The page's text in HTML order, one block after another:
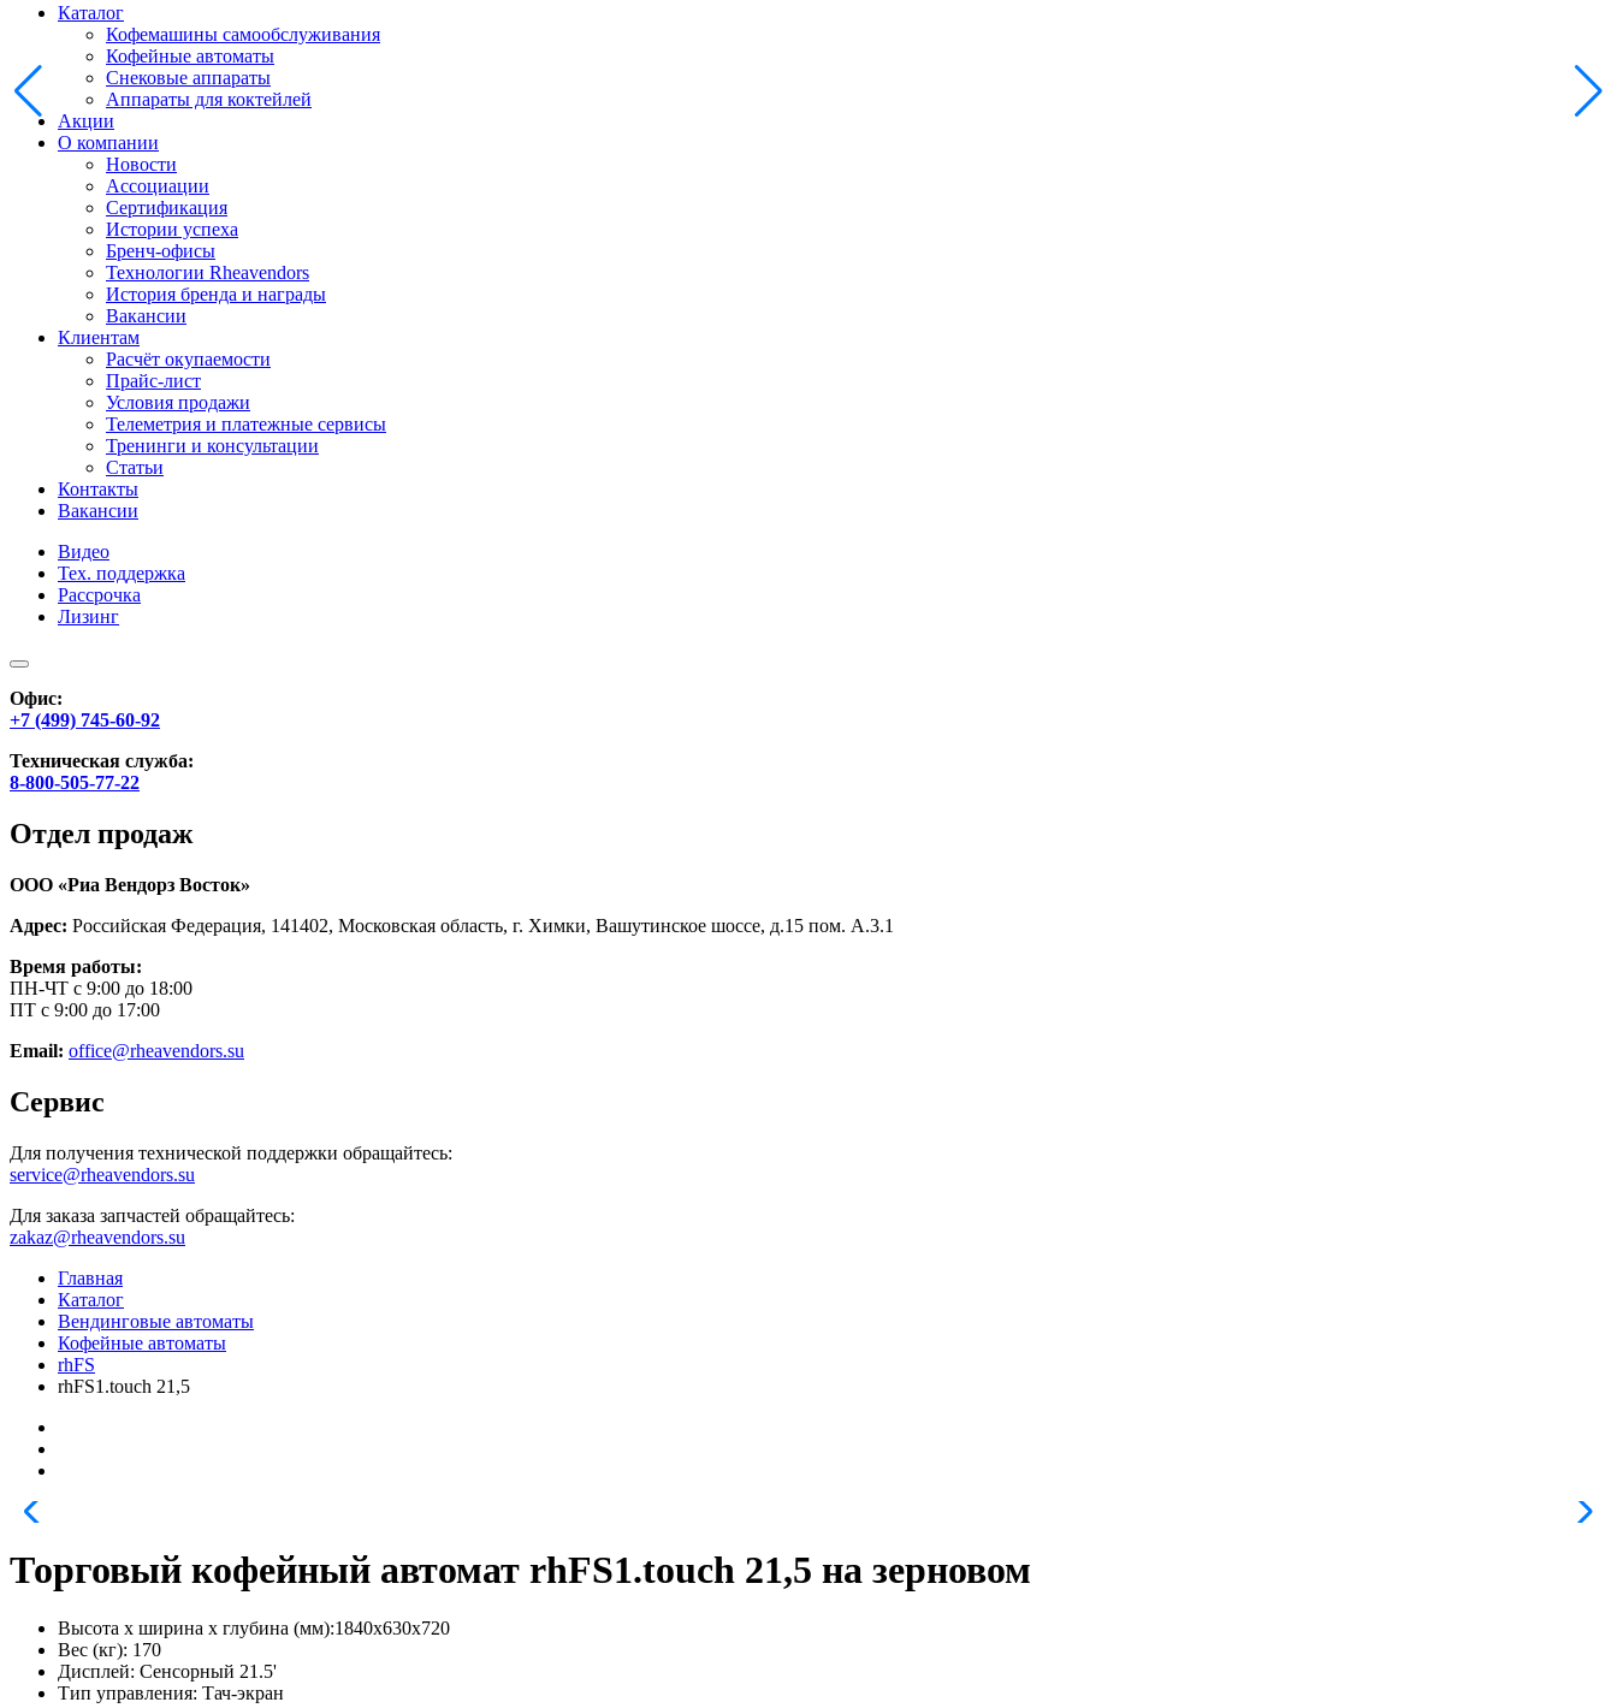
Каталог
Кофемашины самообслуживания
Кофейные автоматы
Снековые аппараты
Аппараты для коктейлей
Акции
О компании
Новости
Ассоциации
Сертификация
Истории успеха
Бренч-офисы
Технологии Rheavendors
История бренда и награды
Вакансии
Клиентам
Расчёт окупаемости
Прайс-лист
Условия продажи
Телеметрия и платежные сервисы
Тренинги и консультации
Статьи
Контакты
Вакансии
Видео
Тех. поддержка
Рассрочка
Лизинг
Офис:
+7 (499) 745-60-92
Техническая служба:
8-800-505-77-22
Отдел продаж
ООО «Риа Вендорз Восток»
Адрес: Российская Федерация, 141402, Московская область, г. Химки, Вашутинское шоссе, д.15 пом. А.3.1
Время работы:
ПН-ЧТ с 9:00 до 18:00
ПТ с 9:00 до 17:00
Email: office@rheavendors.su
Сервис
Для получения технической поддержки обращайтесь:
service@rheavendors.su
Для заказа запчастей обращайтесь:
zakaz@rheavendors.su
Главная
Каталог
Вендинговые автоматы
Кофейные автоматы
rhFS
rhFS1.touch 21,5
Торговый кофейный автомат rhFS1.touch 21,5 на зерновом
Высота х ширина х глубина (мм):1840х630х720
Вес (кг): 170
Дисплей: Сенсорный 21.5'
Тип управления: Тач-экран